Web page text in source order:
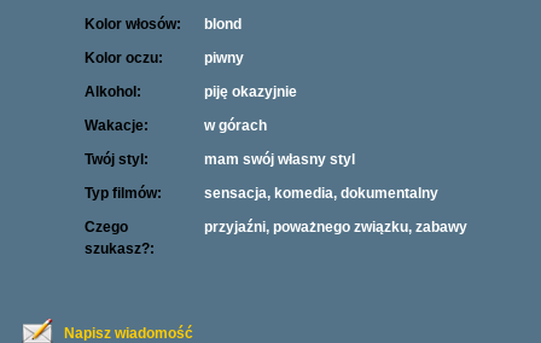
Napisz wiadomość
Kolor włosów:
blond
Kolor oczu:
piwny
Alkohol:
piję okazyjnie
Wakacje:
w górach
Twój styl:
mam swój własny styl
Typ filmów:
sensacja, komedia, dokumentalny
Czego
szukasz?:
przyjaźni, poważnego związku, zabawy